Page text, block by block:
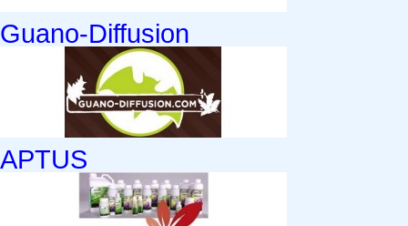
Guano-Diffusion
APTUS